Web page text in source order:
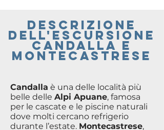
descrizione
delL'escursione
CANDALLA E
MONTECASTRESE
Candalla è una delle località più
belle delle Alpi Apuane, famosa
per le cascate e le piscine naturali
dove molti cercano refrigerio
durante l’estate. Montecastrese,